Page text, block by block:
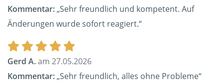
Kommentar:„Sehr freundlich und kompetent. Auf
Änderungen wurde sofort reagiert.“
Gerd A.am 27.05.2026
Kommentar:„Sehr freundlich, alles ohne Probleme“